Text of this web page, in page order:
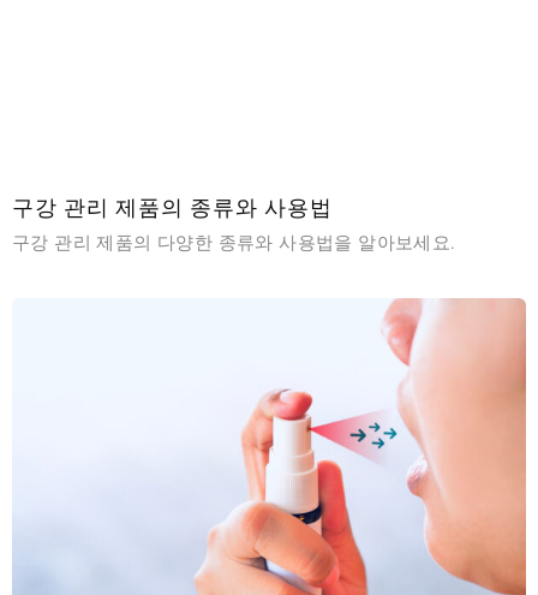
구강 관리 제품의 종류와 사용법
구강 관리 제품의 다양한 종류와 사용법을 알아보세요.